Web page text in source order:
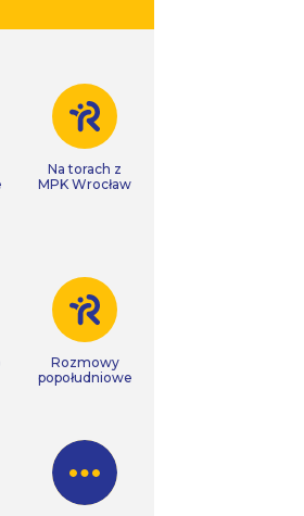
Na torach z
MPK Wrocław
Rozmowy
popołudniowe